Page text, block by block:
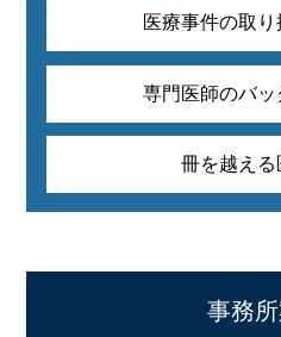
医療事件の取
専門医師のバッ
冊を越える
事務